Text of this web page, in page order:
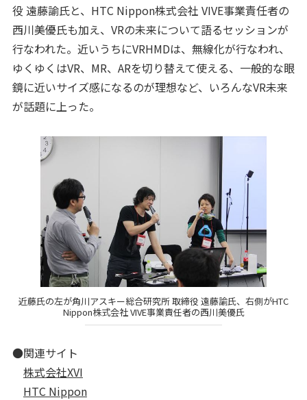
役 遠藤諭氏と、HTC Nippon株式会社 VIVE事業責任者の
西川美優氏も加え、VRの未来について語るセッションが
行なわれた。近いうちにVRHMDは、無線化が行なわれ、
ゆくゆくはVR、MR、ARを切り替えて使える、一般的な眼
鏡に近いサイズ感になるのが理想など、いろんなVR未来
が話題に上った。
近藤氏の左が角川アスキー総合研究所 取締役 遠藤諭氏、右側がHTC
Nippon株式会社 VIVE事業責任者の西川美優氏
●関連サイト
株式会社XVI
HTC Nippon